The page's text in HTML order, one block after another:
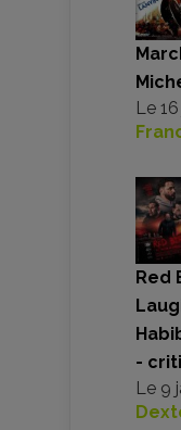
Le
Red
-
Le 9